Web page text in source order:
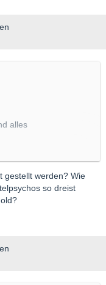
alles
und verkaufen dann
ihr Gewinn ! !
gestellt werden? Wie
so dreist